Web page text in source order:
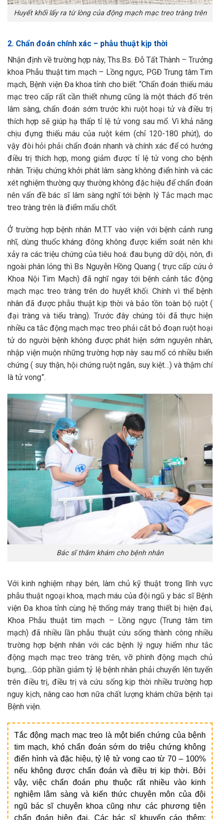
Huyết khối lấy ra từ lòng của động mạch mạc treo tràng trên
2. Chẩn đoán chính xác – phẫu thuật kịp thời
Nhận định về trường hợp này, Ths.Bs. Đỗ Tất Thành – Trưởng
khoa Phẫu thuật tim mạch – Lồng ngực, PGĐ Trung tâm Tim
mạch, Bệnh viện Đa khoa tỉnh cho biết: “Chẩn đoán thiếu máu
mạc treo cấp rất cần thiết nhưng cũng là một thách đố trên
lâm sàng, chẩn đoán sớm trước khi ruột hoại tử và điều trị
thích hợp sẽ giúp hạ thấp tỉ lệ tử vong sau mổ. Vì khả năng
chịu đựng thiếu máu của ruột kém (chỉ 120-180 phút), do
vậy đòi hỏi phải chẩn đoán nhanh và chính xác để có hướng
điều trị thích hợp, mong giảm được tỉ lệ tử vong cho bệnh
nhân. Triệu chứng khởi phát lâm sàng không điển hình và các
xét nghiệm thường quy thường không đặc hiệu để chẩn đoán
nên vấn đề bác sĩ lâm sàng nghĩ tới bệnh lý Tắc mạch mạc
treo tràng trên là điểm mấu chốt.
Ở trường hợp bệnh nhân M.T.T vào viện với bệnh cảnh rung
nhĩ, dùng thuốc kháng đông không được kiểm soát nên khi
xảy ra các triệu chứng của tiêu hoá: đau bụng dữ dội, nôn, đi
ngoài phân lỏng thì Bs Nguyễn Hồng Quang ( trực cấp cứu ở
Khoa Nội Tim Mạch) đã nghĩ ngay tới bệnh cảnh tắc động
mạch mạc treo tràng trên do huyết khối. Chính vì thể bệnh
nhân đã được phẫu thuật kịp thời và bảo tồn toàn bộ ruột (
đại tràng và tiểu tràng). Trước đây chúng tôi đã thực hiện
nhiều ca tắc động mạch mạc treo phải cắt bỏ đoạn ruột hoại
tử do người bệnh không được phát hiện sớm nguyên nhân,
nhập viện muộn những trường hợp này sau mổ có nhiều biến
chứng ( suy thận, hội chứng ruột ngắn, suy kiệt…) và thậm chí
là tử vong”.
Bác sĩ thăm khám cho bệnh nhân
Với kinh nghiệm nhạy bén, làm chủ kỹ thuật trong lĩnh vực
phẫu thuật ngoại khoa, mạch máu của đội ngũ y bác sĩ Bệnh
viện Đa khoa tỉnh cùng hệ thống máy trang thiết bị hiện đại,
Khoa Phẫu thuật tim mạch – Lồng ngực (Trung tâm tim
mạch) đã nhiều lần phẫu thuật cứu sống thành công nhiều
trường hợp bệnh nhân với các bệnh lý nguy hiểm như tắc
động mạch mạc treo tràng trên, vỡ phình động mạch chủ
bụng,….Góp phần giảm tỷ lệ bệnh nhân phải chuyển lên tuyến
trên điều trị, điều trị và cứu sống kịp thời nhiều trường hợp
nguy kịch, nâng cao hơn nữa chất lượng khám chữa bệnh tại
Bệnh viện.
Tắc động mạch mạc treo là một biến chứng của bệnh
tim mạch, khó chẩn đoán sớm do triệu chứng không
điển hình và đặc hiệu, tỷ lệ tử vong cao từ 70 – 100%
nếu không được chẩn đoán và điều trị kịp thời. Bởi
vậy, việc chẩn đoán phụ thuộc rất nhiều vào kinh
nghiệm lâm sàng và kiến thức chuyên môn của đội
ngũ bác sĩ chuyên khoa cũng như các phương tiện
chẩn đoán hiện đại. Các bác sĩ khuyến cáo thêm: